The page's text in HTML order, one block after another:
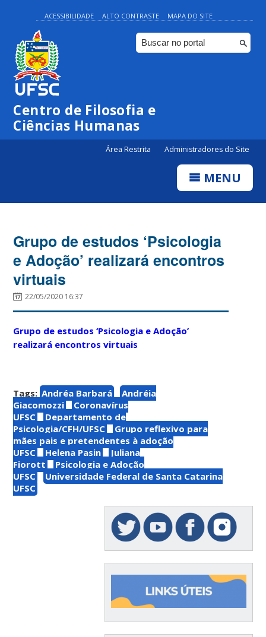
ACESSIBILIDADE ALTO CONTRASTE MAPA DO SITE
Centro de Filosofia e
Ciências Humanas
Área Restrita Administradores do Site
MENU
Grupo de estudos ‘Psicologia
e Adoção’ realizará encontros
virtuais
22/05/2020 16:37
Grupo de estudos ‘Psicologia e Adoção’
realizará encontros virtuais
Tags: Andréa Barbará
Andréia
Giacomozzi
Coronavírus
UFSC
Departamento de
Psicologia/CFH/UFSC
Grupo reflexivo para
mães pais e pretendentes à adoção
UFSC
Helena Pasin
Juliana
Fiorott
Psicologia e Adoção
UFSC
Universidade Federal de Santa Catarina
UFSC